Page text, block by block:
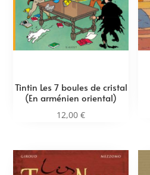
Tintin Les 7 boules de cristal
(En arménien oriental)
12,00€